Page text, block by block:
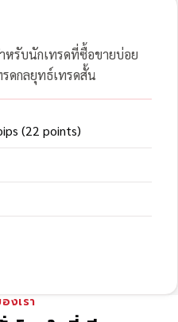
รับนักเทรดที่ซื้อขายบ่อย
ดกลยุทธ์เทรดสั้น
(22 points)
งเรา